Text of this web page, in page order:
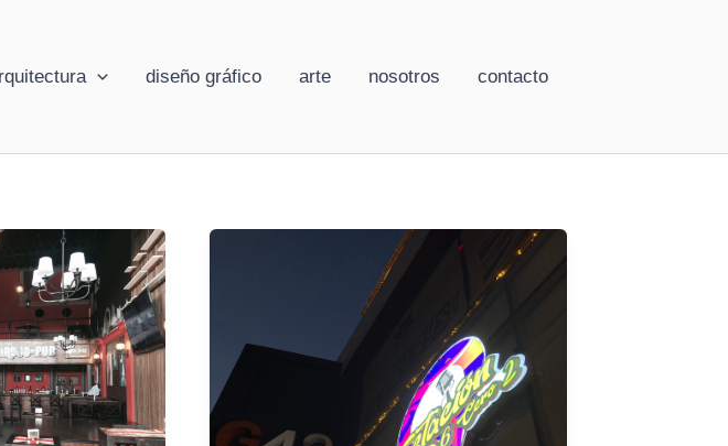
diseño gráfico arte nosotros contacto